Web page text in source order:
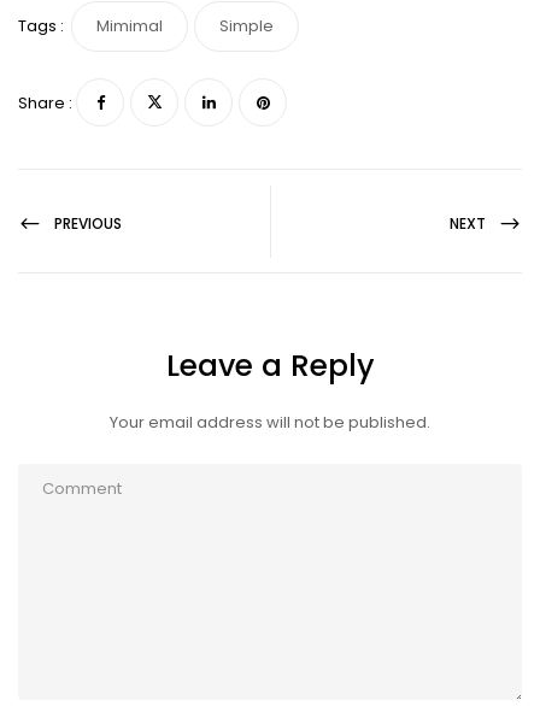
Tags : Mimimal Simple
Share :
PREVIOUS NEXT
Leave a Reply
Your email address will not be published.